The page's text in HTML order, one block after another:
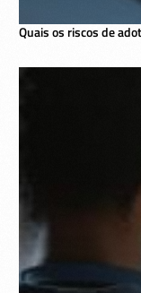
Quais os riscos de